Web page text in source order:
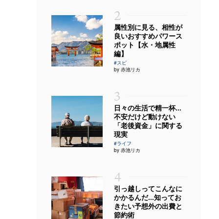
2
属性別に見る、相性が
良いおすすめパワース
ポット【水・地属性
編】
#スピ
by 赤池リカ
3
日々の生活で精一杯…
不安だけど動けない
「老後資金」に関する
現実
#ライフ
by 赤池リカ
4
引っ越しってこんなに
かかるんだ…知ってお
きたい予想外の出費と
節約術